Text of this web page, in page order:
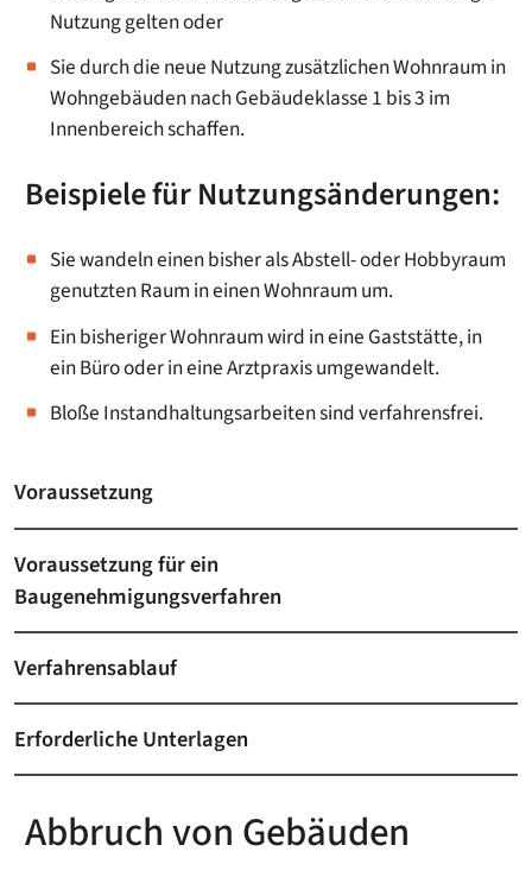
Nutzung gelten oder
Sie durch die neue Nutzung zusätzlichen Wohnraum in
Wohngebäuden nach Gebäudeklasse 1 bis 3 im
Innenbereich schaffen.
Beispiele für Nutzungsänderungen:
Sie wandeln einen bisher als Abstell- oder Hobbyraum
genutzten Raum in einen Wohnraum um.
Ein bisheriger Wohnraum wird in eine Gaststätte, in
ein Büro oder in eine Arztpraxis umgewandelt.
Bloße Instandhaltungsarbeiten sind verfahrensfrei.
Voraussetzung
Voraussetzung für ein
Baugenehmigungsverfahren
Verfahrensablauf
Erforderliche Unterlagen
Abbruch von Gebäuden